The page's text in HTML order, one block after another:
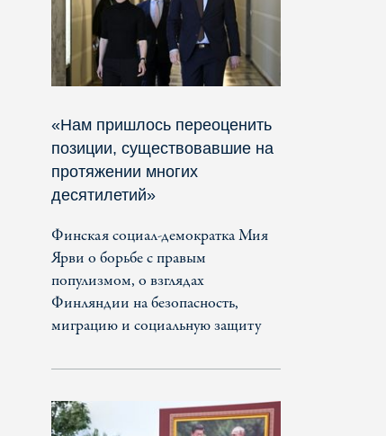
«Нам пришлось переоценить
позиции, существовавшие на
протяжении многих
десятилетий»
Финская социал-демократка Мия
Ярви о борьбе с правым
популизмом, о взглядах
Финляндии на безопасность,
миграцию и социальную защиту